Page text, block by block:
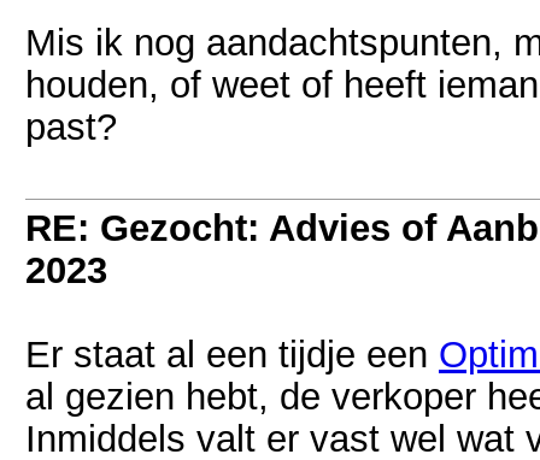
Mis ik nog aandachtspunten,
houden, of weet of heeft
past?
RE: Gezocht: Advies of
2023
Er staat al een tijdje een
al gezien hebt, de verkoper
Inmiddels valt er vast wel wat